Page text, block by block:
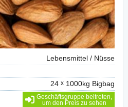
Lebensmittel / Nüsse
24
1000kg Bigbag
Geschäftsgruppe beitreten,
um den Preis zu sehen